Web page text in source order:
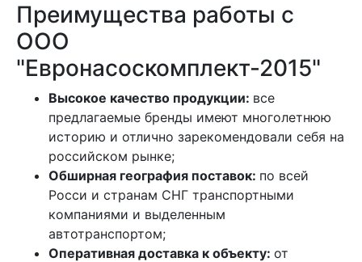
Преимущества работы с
ООО
"Евронасоскомплект-2015"
Высокое качество продукции: все
предлагаемые бренды имеют многолетнюю
историю и отлично зарекомендовали себя на
российском рынке;
Обширная география поставок: по всей
Росси и странам СНГ транспортными
компаниями и выделенным
автотранспортом;
Оперативная доставка к объекту: от